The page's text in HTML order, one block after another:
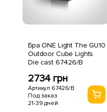
Бра ONE Light The GU10
Outdoor Cube Lights
Die cast 67426/B
2734 грн
Артикул 67426/B
Под заказ
21-39 дней